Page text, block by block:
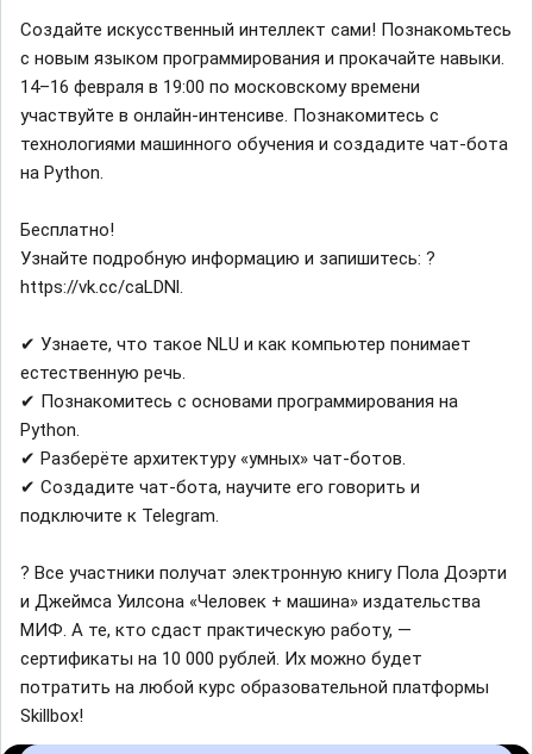
Создайте искусственный интеллект сами! Познакомьтесь
с новым языком программирования и прокачайте навыки.
14–16 февраля в 19:00 по московскому времени
участвуйте в онлайн-интенсиве. Познакомитесь с
технологиями машинного обучения и создадите чат-бота
на Python.
Бесплатно!
Узнайте подробную информацию и запишитесь: ?
https://vk.cc/caLDNl.
✔ Узнаете, что такое NLU и как компьютер понимает
естественную речь.
✔ Познакомитесь с основами программирования на
Python.
✔ Разберёте архитектуру «умных» чат-ботов.
✔ Создадите чат-бота, научите его говорить и
подключите к Telegram.
? Все участники получат электронную книгу Пола Доэрти
и Джеймса Уилсона «Человек + машина» издательства
МИФ. А те, кто сдаст практическую работу, —
сертификаты на 10 000 рублей. Их можно будет
потратить на любой курс образовательной платформы
Skillbox!